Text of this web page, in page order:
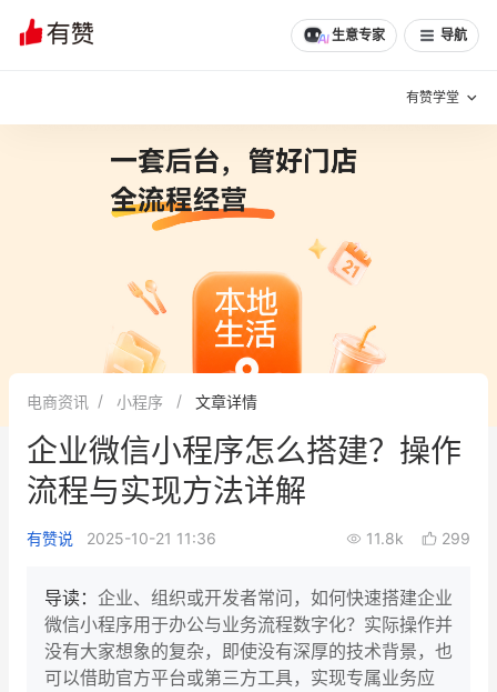
生意专家 导航
有赞学堂
增长方法
有赞专家说
新零售最佳实践
面对面聊增长
新零售大会 新零售茶会
增长产品指南
智库 产品场景库
文章 问诊 分享
电商资讯 小程序 文章详情
企业微信小程序怎么搭建？操作
流程与实现方法详解
有赞说 2025-10-21 11:36 11.8k 299
导读： 企业、组织或开发者常问，如何快速搭建企业
微信小程序用于办公与业务流程数字化？实际操作并
没有大家想象的复杂，即使没有深厚的技术背景，也
可以借助官方平台或第三方工具，实现专属业务应